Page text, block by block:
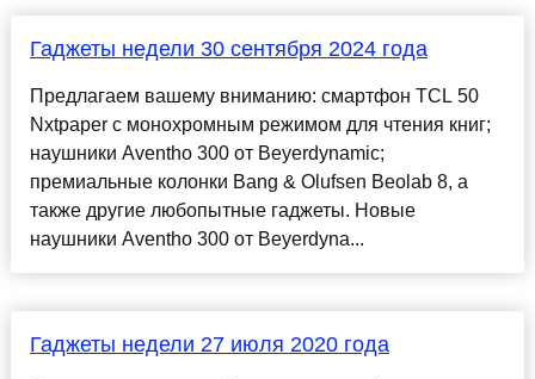
Гаджеты недели 30 сентября 2024 года
Предлагаем вашему вниманию: смартфон TCL 50
Nxtpaper с монохромным режимом для чтения книг;
наушники Aventho 300 от Beyerdynamic;
премиальные колонки Bang & Olufsen Beolab 8, а
также другие любопытные гаджеты. Новые
наушники Aventho 300 от Beyerdyna...
Гаджеты недели 27 июля 2020 года